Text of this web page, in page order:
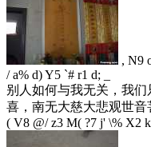
, N9
/ a% d) Y5 `# r1 d; _
别人如何与我无关，我
喜，南无大慈大悲观世音
( V8 @/ z3 M( ?7 j' \% X2